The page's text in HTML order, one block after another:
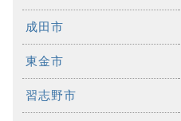
成田市
東金市
習志野市